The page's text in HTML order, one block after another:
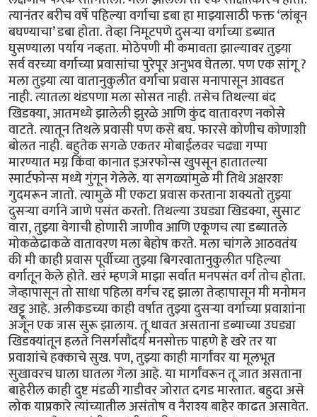
त्यानंतर बरीच वर्षे पहिल्या वर्गाचा डबा हा माझ्यासाठी फक्त ‘लांबून
बघण्याचा’ डबा होता. तेव्हा निमूटपणे दुसऱ्या वर्गाच्या डब्यात
घुसण्याला पर्याय नव्हता. मोठेपणी मी कमावता झाल्यावर तुझ्या
सर्व वरच्या वर्गाच्या प्रवासांचा पुरेपूर अनुभव घेतला. पण एक सांगू ?
मला तुझ्या त्या वातानुकुलीत वर्गाचा प्रवास मनापासून आवडत
नाही. त्यातला थंडपणा मला सोसत नाही. तसेच तिथल्या बंद
खिडक्या, आतमध्ये झालेली झुरळे आणि कुंद वातावरण नकोसे
वाटते. त्यातून तिथले प्रवासी पण कसे बघ. फारसे कोणीच कोणाशी
बोलत नाही. बहुतेक सगळे एकतर मोबाईलवर चढ्या गप्पा
मारण्यात मग्न किंवा कानात इअरफोन्स खुपसून हातातल्या
स्मार्टफोन्स मध्ये गुंगून गेलेले. या सगळ्यांमुळे मी तिथे अक्षरशः
गुदमरून जातो. त्यामुळे मी एकटा प्रवास करताना शक्यतो तुझ्या
दुसऱ्या वर्गाने जाणे पसंत करतो. तिथल्या उघड्या खिडक्या, सुसाट
वारा, तुझ्या वेगाची होणारी जाणीव आणि एकूणच त्या डब्यातले
मोकळेढाकळे वातावरण मला बेहोष करते. मला चांगले आठवतंय
की मी काही प्रवास पूर्वीच्या तुझ्या बिगरवातानुकुलीत पहिल्या
वर्गातून केले होते. खरं म्हणजे माझा सर्वात मनपसंत वर्ग तोच होता.
जेव्हापासून तो साधा पहिला वर्गच रद्द झाला तेव्हापासून मी मनोमन
खट्टू आहे. अलीकडच्या काही वर्षात तुझ्या दुसऱ्या वर्गाच्या प्रवाशांना
अजून एक त्रास सुरू झालाय. तू धावत असताना डब्याच्या उघड्या
खिडक्यांतून हलते निसर्गसौंदर्य मनसोक्त पाहणे हे खरे तर या
प्रवाशांचे हक्काचे सुख. पण, तुझ्या काही मार्गांवर या मूलभूत
सुखावरच घाला घातला गेला आहे. या मार्गांवरून तू जात असताना
बाहेरील काही दुष्ट मंडळी गाडीवर जोरात दगड मारतात. बहुदा असे
लोक याप्रकारे त्यांच्यातील असंतोष व नैराश्य बाहेर काढत असावेत.